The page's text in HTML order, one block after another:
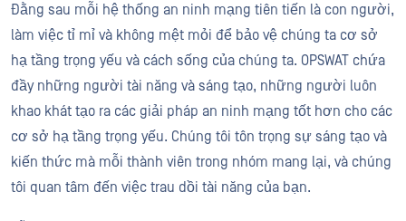
Đằng sau mỗi hệ thống an ninh mạng tiên tiến là con người,
làm việc tỉ mỉ và không mệt mỏi để bảo vệ chúng ta cơ sở
hạ tầng trọng yếu và cách sống của chúng ta. OPSWAT chứa
đầy những người tài năng và sáng tạo, những người luôn
khao khát tạo ra các giải pháp an ninh mạng tốt hơn cho các
cơ sở hạ tầng trọng yếu. Chúng tôi tôn trọng sự sáng tạo và
kiến thức mà mỗi thành viên trong nhóm mang lại, và chúng
tôi quan tâm đến việc trau dồi tài năng của bạn.